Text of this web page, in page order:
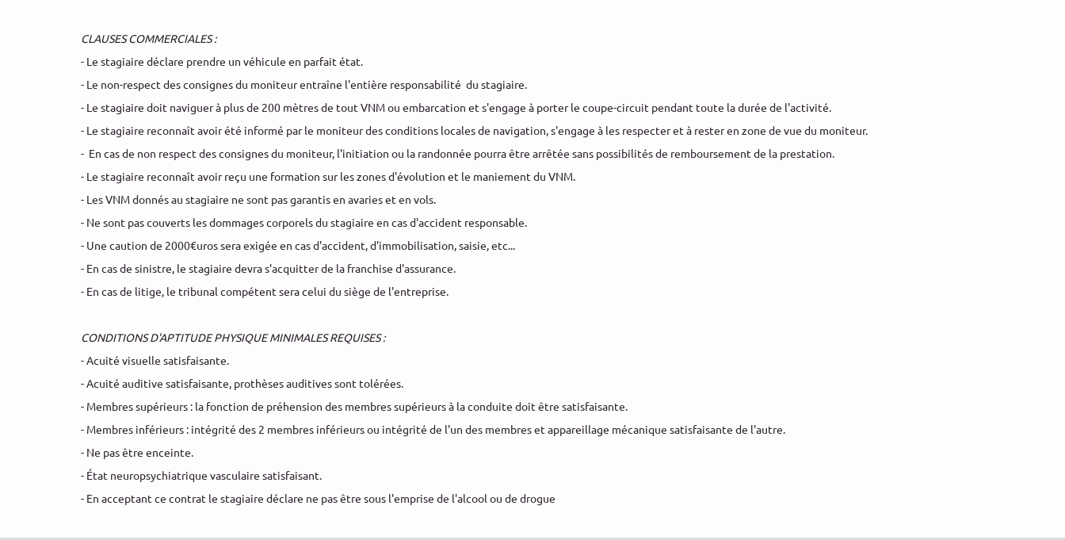
CLAUSES COMMERCIALES :
- Le stagiaire déclare prendre un véhicule en parfait état.
- Le non-respect des consignes du moniteur entraîne l'entière responsabilité du stagiaire.
- Le stagiaire doit naviguer à plus de 200 mètres de tout VNM ou embarcation et s'engage à porter le coupe-circuit pendant toute la durée de l'activité.
- Le stagiaire reconnaît avoir été informé par le moniteur des conditions locales de navigation, s'engage à les respecter et à rester en zone de vue du moniteur.
- En cas de non respect des consignes du moniteur, l'initiation ou la randonnée pourra être arrêtée sans possibilités de remboursement de la prestation.
- Le stagiaire reconnaît avoir reçu une formation sur les zones d'évolution et le maniement du VNM.
- Les VNM donnés au stagiaire ne sont pas garantis en avaries et en vols.
- Ne sont pas couverts les dommages corporels du stagiaire en cas d'accident responsable.
- Une caution de 2000€uros sera exigée en cas d'accident, d'immobilisation, saisie, etc...
- En cas de sinistre, le stagiaire devra s'acquitter de la franchise d'assurance.
- En cas de litige, le tribunal compétent sera celui du siège de l'entreprise.
CONDITIONS D'APTITUDE PHYSIQUE MINIMALES REQUISES :
- Acuité visuelle satisfaisante.
- Acuité auditive satisfaisante, prothèses auditives sont tolérées.
- Membres supérieurs : la fonction de préhension des membres supérieurs à la conduite doit être satisfaisante.
- Membres inférieurs : intégrité des 2 membres inférieurs ou intégrité de l'un des membres et appareillage mécanique satisfaisante de l'autre.
- Ne pas être enceinte.
- État neuropsychiatrique vasculaire satisfaisant.
- En acceptant ce contrat le stagiaire déclare ne pas être sous l'emprise de l'alcool ou de drogue